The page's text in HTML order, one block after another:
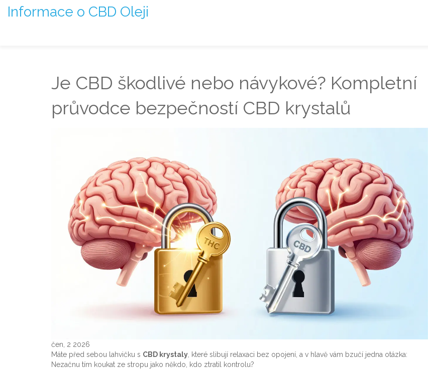
Informace o CBD Oleji
Je CBD škodlivé nebo návykové? Kompletní
průvodce bezpečností CBD krystalů
čen, 2 2026
Máte před sebou lahvičku s CBD krystaly , které slibují relaxaci bez opojení, a v hlavě vám bzučí jedna otázka:
Nezačnu tím koukat ze stropu jako někdo, kdo ztratil kontrolu?